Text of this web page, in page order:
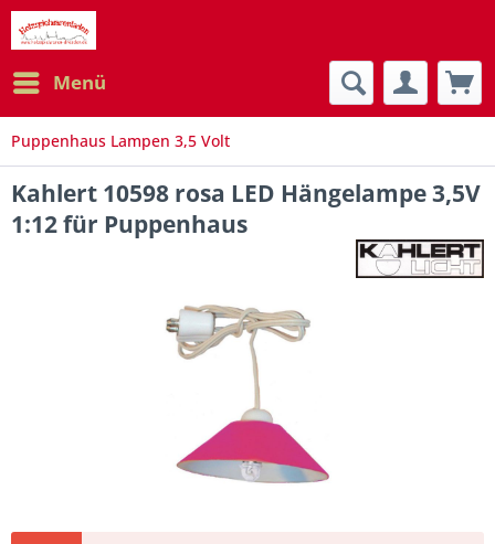
Menü
Puppenhaus Lampen 3,5 Volt
Kahlert 10598 rosa LED Hängelampe 3,5V
1:12 für Puppenhaus